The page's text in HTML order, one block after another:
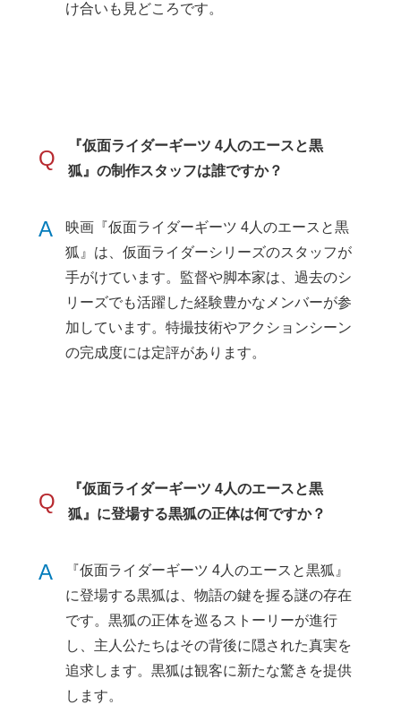
け合いも見どころです。
Q
『仮面ライダーギーツ 4人のエースと黒
狐』の制作スタッフは誰ですか？
A
映画『仮面ライダーギーツ 4人のエースと黒
狐』は、仮面ライダーシリーズのスタッフが
手がけています。監督や脚本家は、過去のシ
リーズでも活躍した経験豊かなメンバーが参
加しています。特撮技術やアクションシーン
の完成度には定評があります。
Q
『仮面ライダーギーツ 4人のエースと黒
狐』に登場する黒狐の正体は何ですか？
A
『仮面ライダーギーツ 4人のエースと黒狐』
に登場する黒狐は、物語の鍵を握る謎の存在
です。黒狐の正体を巡るストーリーが進行
し、主人公たちはその背後に隠された真実を
追求します。黒狐は観客に新たな驚きを提供
します。